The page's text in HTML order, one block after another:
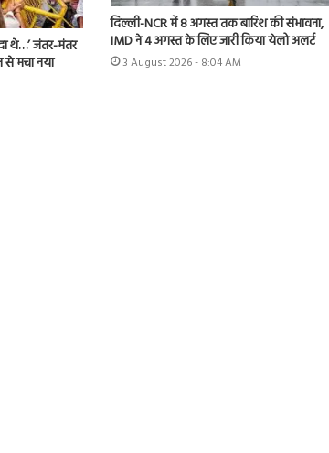
थे…’ जंतर-मंतर
से मचा नया
दिल्ली-NCR में 8 अगस्त तक बारिश की संभावना,
IMD ने 4 अगस्त के लिए जारी किया येलो अलर्ट
3 August 2026 - 8:04 AM